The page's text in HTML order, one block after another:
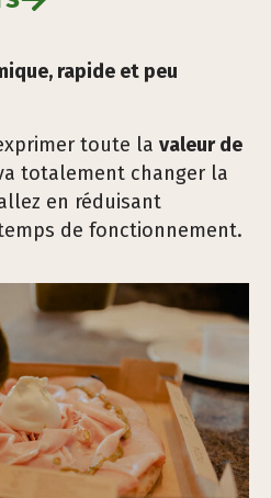
rapide et peu
toute la valeur de
totalement changer la
en réduisant
de fonctionnement.